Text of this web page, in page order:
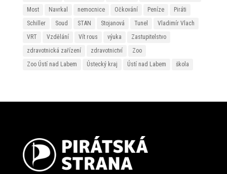
Most
Navrkal nemocnice Očkování Peníze
Piráti
Schiller
Soud STAN Stojanová Tunel
Vladimír Vlach
VRT
Vzdělání Vít rous výuka
Zastupitelstvo
zdravotnická zařízení
zdravotnictví
Zoo
Zoo Ústí nad Labem
Ústecký kraj Ústí nad Labem škola